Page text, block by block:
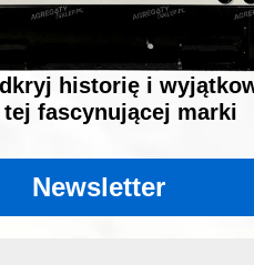
historię i
fascynującej marki
Newsletter